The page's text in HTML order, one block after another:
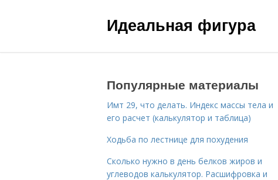
Идеальная фигура
Популярные материалы
Имт 29, что делать. Индекс массы тела и
его расчет (калькулятор и таблица)
Ходьба по лестнице для похудения
Сколько нужно в день белков жиров и
углеводов калькулятор. Расшифровка и